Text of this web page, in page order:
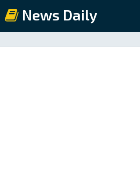
News Daily